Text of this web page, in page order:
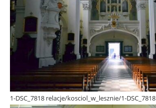
1-DSC_7818 relacje/kosciol_w_lesznie/1-DSC_7818